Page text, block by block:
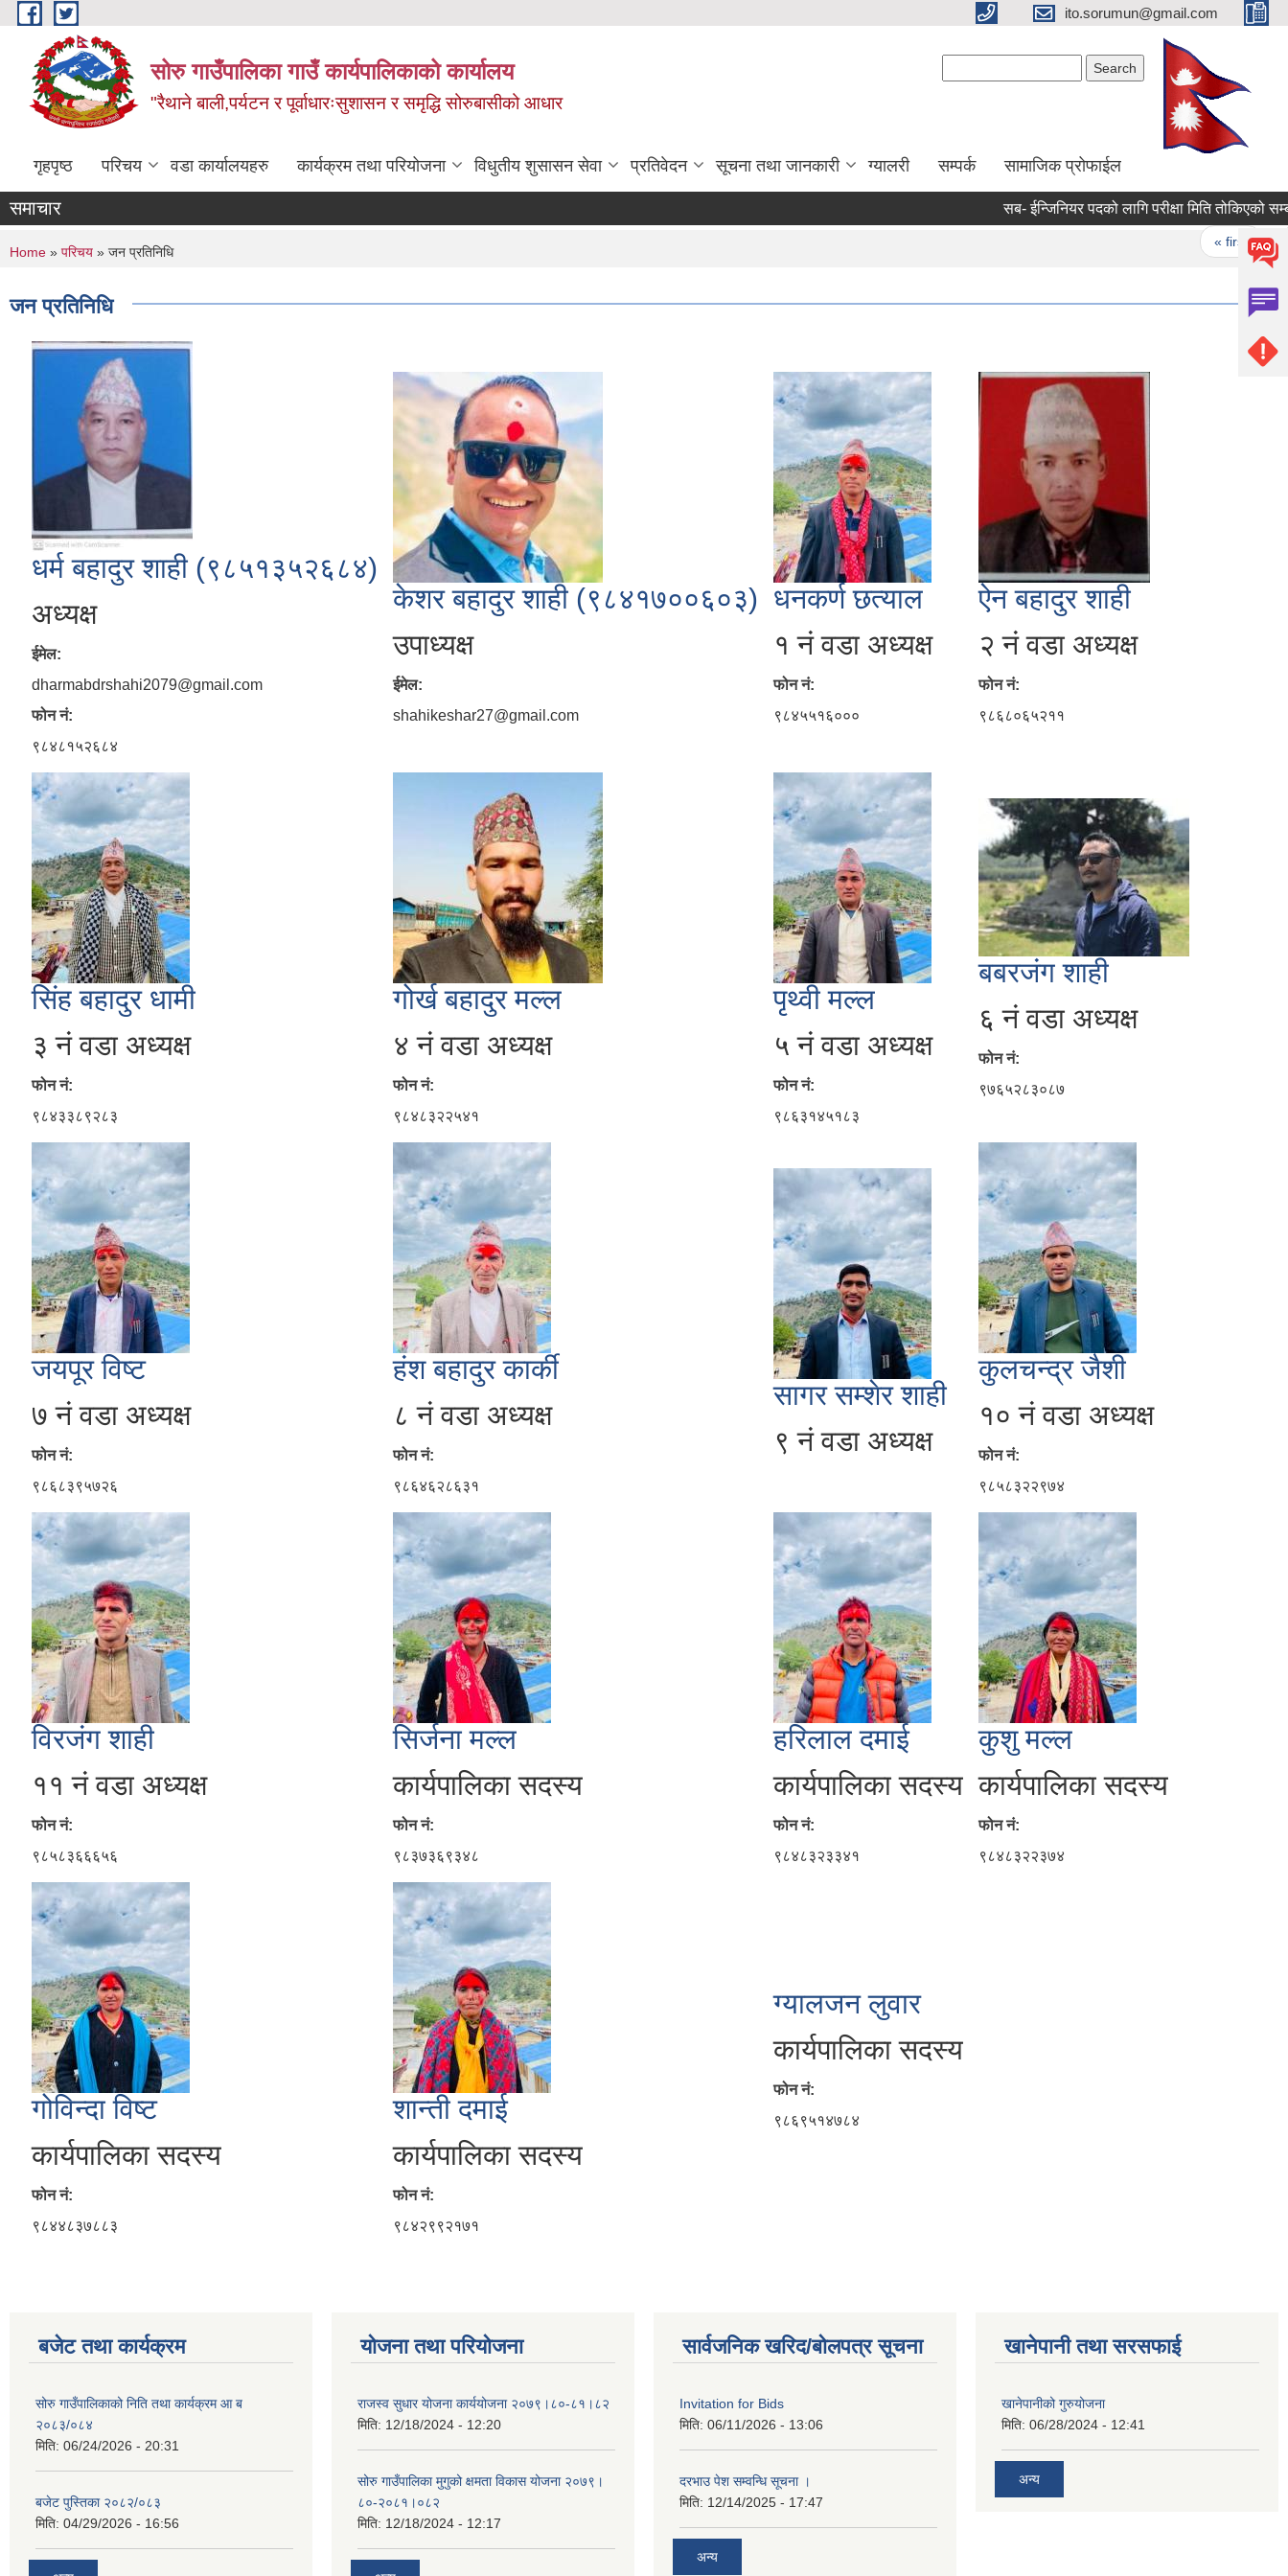
Skip to main content ito.sorumun@gmail.com
सोरु गाउँपालिका गाउँ कार्यपालिकाको कार्यालय
"रैथाने बाली,पर्यटन र पूर्वाधारःसुशासन र समृद्धि सोरुबासीको आधार
गृहपृष्ठ परिचय वडा कार्यालयहरु कार्यक्रम तथा परियोजना विधुतीय शुसासन सेवा प्रतिवेदन सूचना तथा जानकारी ग्यालरी सम्पर्क सामाजिक प्रोफाईल
समाचार सब- ईन्जिनियर पदको लागि परीक्षा मिति तोकिएको सम्बन्धी
‹
You are here
Home » परिचय » जन प्रतिनिधि
जन प्रतिनिधि
धर्म बहादुर शाही (९८५१३५२६८४)
अध्यक्ष
ईमेल:
dharmabdrshahi2079@gmail.com
फोन नं:
९८४८१५२६८४
केशर बहादुर शाही (९८४१७००६०३)
उपाध्यक्ष
ईमेल:
shahikeshar27@gmail.com
धनकर्ण छत्याल
१ नं वडा अध्यक्ष
फोन नं:
९८४५५१६०००
ऐन बहादुर शाही
२ नं वडा अध्यक्ष
फोन नं:
९८६८०६५२११
सिंह बहादुर धामी
३ नं वडा अध्यक्ष
फोन नं:
९८४३३८९२८३
गोर्ख बहादुर मल्ल
४ नं वडा अध्यक्ष
फोन नं:
९८४८३२२५४१
पृथ्वी मल्ल
५ नं वडा अध्यक्ष
फोन नं:
९८६३१४५१८३
बबरजंग शाही
६ नं वडा अध्यक्ष
फोन नं:
९७६५२८३०८७
जयपूर विष्ट
७ नं वडा अध्यक्ष
फोन नं:
९८६८३९५७२६
हंश बहादुर कार्की
८ नं वडा अध्यक्ष
फोन नं:
९८६४६२८६३१
सागर सम्शेर शाही
९ नं वडा अध्यक्ष
कुलचन्द्र जैशी
१० नं वडा अध्यक्ष
फोन नं:
९८५८३२२९७४
विरजंग शाही
११ नं वडा अध्यक्ष
फोन नं:
९८५८३६६६५६
सिर्जना मल्ल
कार्यपालिका सदस्य
फोन नं:
९८३७३६९३४८
हरिलाल दमाई
कार्यपालिका सदस्य
फोन नं:
९८४८३२३३४१
कुशु मल्ल
कार्यपालिका सदस्य
फोन नं:
९८४८३२२३७४
गोविन्दा विष्ट
कार्यपालिका सदस्य
फोन नं:
९८४४८३७८८३
शान्ती दमाई
कार्यपालिका सदस्य
फोन नं:
९८४२९९२१७१
ग्यालजन लुवार
कार्यपालिका सदस्य
फोन नं:
९८६९५१४७८४
बजेट तथा कार्यक्रम
सोरु गाउँपालिकाको निति तथा कार्यक्रम आ ब
२०८३/०८४
मिति: 06/24/2026 - 20:31
बजेट पुस्तिका २०८२/०८३
मिति: 04/29/2026 - 16:56
योजना तथा परियोजना
राजस्व सुधार योजना कार्ययोजना २०७९।८०-८१।८२
मिति: 12/18/2024 - 12:20
सोरु गाउँपालिका मुगुको क्षमता विकास योजना २०७९।
८०-२०८१।०८२
मिति: 12/18/2024 - 12:17
सार्वजनिक खरिद/बोलपत्र सूचना
Invitation for Bids
मिति: 06/11/2026 - 13:06
दरभाउ पेश सम्वन्धि सूचना ।
मिति: 12/14/2025 - 17:47
अन्य
खानेपानी तथा सरसफाई
खानेपानीको गुरुयोजना
मिति: 06/28/2024 - 12:41
अन्य